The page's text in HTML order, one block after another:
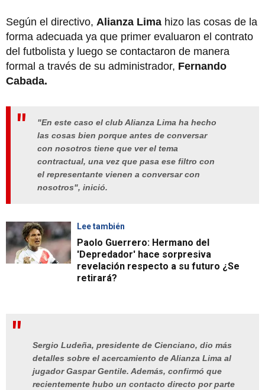
Según el directivo, Alianza Lima hizo las cosas de la
forma adecuada ya que primer evaluaron el contrato
del futbolista y luego se contactaron de manera
formal a través de su administrador, Fernando
Cabada.
"En este caso el club Alianza Lima ha hecho
las cosas bien porque antes de conversar
con nosotros tiene que ver el tema
contractual, una vez que pasa ese filtro con
el representante vienen a conversar con
nosotros", inició.
Lee también
Paolo Guerrero: Hermano del
'Depredador' hace sorpresiva
revelación respecto a su futuro ¿Se
retirará?
Sergio Ludeña, presidente de Cienciano, dio más
detalles sobre el acercamiento de Alianza Lima al
jugador Gaspar Gentile. Además, confirmó que
recientemente hubo un contacto directo por parte